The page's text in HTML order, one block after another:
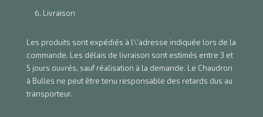
Livraison
Les produits sont expédiés à l\'adresse indiquée lors de la
commande. Les délais de livraison sont estimés entre 3 et
5 jours ouvrés, sauf réalisation à la demande. Le Chaudron
à Bulles ne peut être tenu responsable des retards dus au
transporteur.